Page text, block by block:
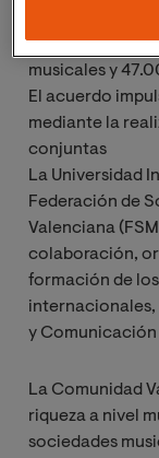
La Federación
Comunidad
musicales y
El acuerdo
mediante la
conjuntas
La Universidad
Federación de
Valenciana
colaboración,
formación de
internacionales,
y Comunicación
La Comunidad
riqueza a nivel
sociedades